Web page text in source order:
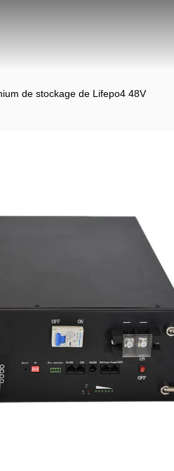
de stockage de Lifepo4 48V